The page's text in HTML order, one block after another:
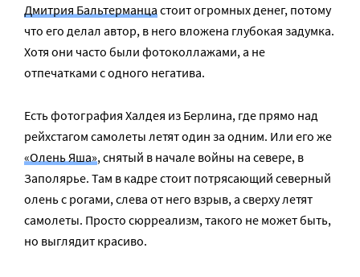
Дмитрия Бальтерманца стоит огромных денег, потому
что его делал автор, в него вложена глубокая задумка.
Хотя они часто были фотоколлажами, а не
отпечатками с одного негатива.
Есть фотография Халдея из Берлина, где прямо над
рейхстагом самолеты летят один за одним. Или его же
«Олень Яша», снятый в начале войны на севере, в
Заполярье. Там в кадре стоит потрясающий северный
олень с рогами, слева от него взрыв, а сверху летят
самолеты. Просто сюрреализм, такого не может быть,
но выглядит красиво.